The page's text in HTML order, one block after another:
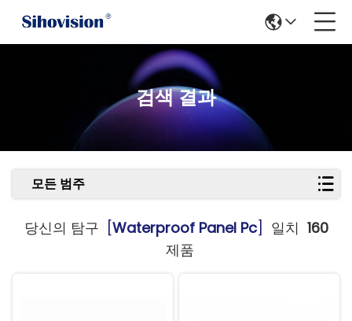
검색 결과
모든 범주
당신의 탐구 [Waterproof Panel Pc] 일치 160
제품